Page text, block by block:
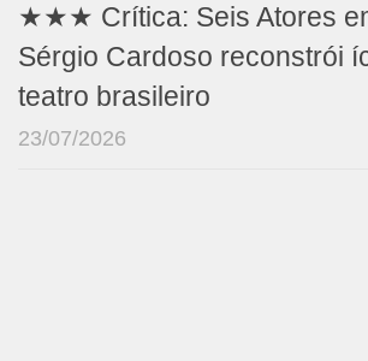
★★★ Crítica: Seis Atores
Sérgio Cardoso reconstrói
teatro brasileiro
23/07/2026